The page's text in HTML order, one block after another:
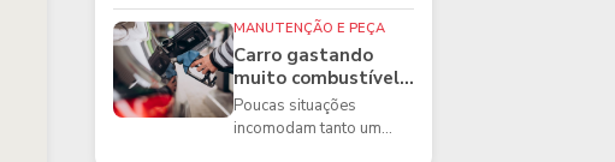
dos gestores de
manutenção, ela é a
imprevisibilidade...
MANUTENÇÃO E PEÇA
Carro gastando
muito combustível:
5 motivos que
podem aumentar o
Poucas situações
incomodam tanto um